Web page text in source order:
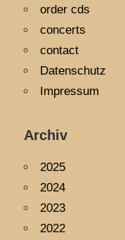
order cds
concerts
contact
Datenschutz
Impressum
Archiv
2025
2024
2023
2022